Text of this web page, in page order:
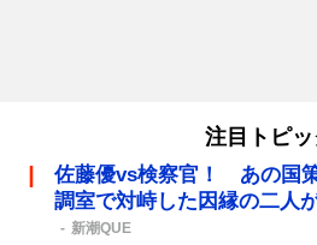
注目トピッ
佐藤優vs検察官！ あの国
調室で対峙した因縁の二人
新潮QUE